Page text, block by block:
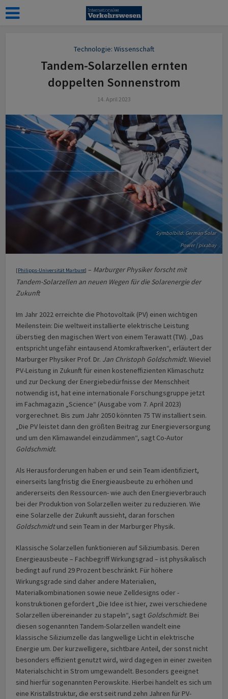
Technologie: Wissenschaft
Tandem-Solarzellen ernten
doppelten Sonnenstrom
14. April 2023
Symbolbild: German Solar
Power | pixabay
[Philipps-Universität Marburg] – Marburger Physiker forscht mit
Tandem-Solarzellen an neuen Wegen für die Solarenergie der
Zukunft
Im Jahr 2022 erreichte die Photovoltaik (PV) einen wichtigen
Meilenstein: Die weltweit installierte elektrische Leistung
überstieg den magischen Wert von einem Terawatt (TW). „Das
entspricht ungefähr eintausend Atomkraftwerken“, erläutert der
Marburger Physiker Prof. Dr. Jan Christoph Goldschmidt.Wieviel
PV-Leistung in Zukunft für einen kosten­effizienten Klimaschutz
und zur Deckung der Energiebedürfnisse der Menschheit
notwendig ist, hat eine internationale Forschungsgruppe jetzt
im Fachmagazin „Science“ (Ausgabe vom 7. April 2023)
vorgerechnet. Bis zum Jahr 2050 könnten 75 TW installiert sein.
„Die PV leistet dann den größten Beitrag zur Energieversorgung
und um den Klimawandel einzudämmen“, sagt Co-Autor
Goldschmidt.
Als Herausforderungen haben er und sein Team identifiziert,
einerseits langfristig die Energieausbeute zu erhöhen und
andererseits den Ressourcen- wie auch den Energieverbrauch
bei der Produktion von Solarzellen weiter zu reduzieren. Wie
eine Solarzelle der Zukunft aussieht, daran forschen
Goldschmidtund sein Team in der Marburger Physik.
Klassische Solarzellen funktionieren auf Siliziumbasis. Deren
Energieausbeute – Fachbegriff Wirkungsgrad – ist physikalisch
bedingt auf rund 29 Prozent beschränkt. Für höhere
Wirkungsgrade sind daher andere Materialien,
Materialkombinationen sowie neue Zelldesigns oder -
konstruktionen gefordert „Die Idee ist hier, zwei verschiedene
Solarzellen übereinander zu stapeln“, sagt Goldschmidt. Bei
diesen sogenannten Tandem-Solarzellen wandelt eine
klassische Siliziumzelle das langwellige Licht in elektrische
Energie um. Der kurzwelligere, sichtbare Anteil, der sonst nicht
besonders effizient genutzt wird, wird dagegen in einer zweiten
Materialschicht in Strom umgewandelt. Besonders geeignet
sind hierfür sogenannten Perowskite. Hierbei handelt es sich um
eine Kristallstruktur, die erst seit rund zehn Jahren für PV-